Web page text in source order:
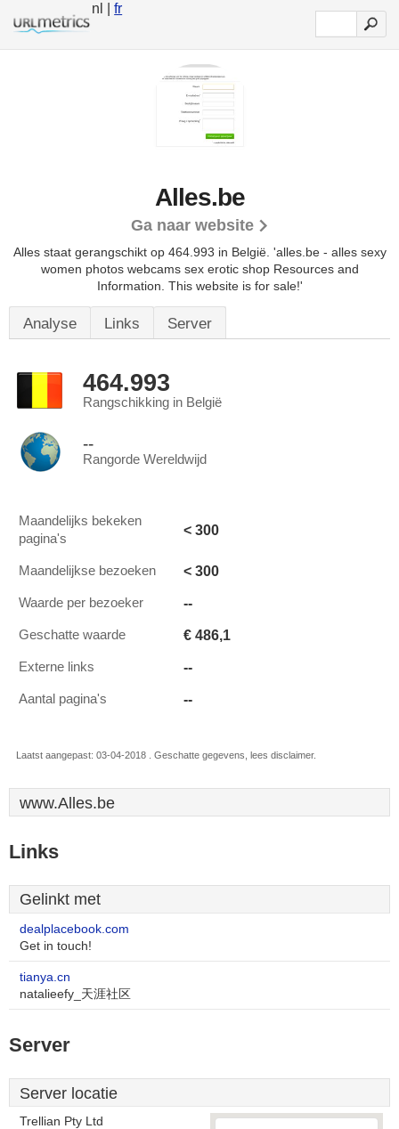
nl |fr
Alles.be
Ga naar website
Alles staat gerangschikt op 464.993 in België. 'alles.be - alles sexy
women photos webcams sex erotic shop Resources and
Information. This website is for sale!'
Analyse Links Server
464.993
Rangschikking in België
--
Rangorde Wereldwijd
Maandelijks bekeken
pagina's
< 300
Maandelijkse bezoeken < 300
Waarde per bezoeker --
Geschatte waarde € 486,1
Externe links --
Aantal pagina's --
Laatst aangepast: 03-04-2018 . Geschatte gegevens, lees disclaimer.
www.Alles.be
Links
Gelinkt met
dealplacebook.com
Get in touch!
tianya.cn
natalieefy_天涯社区
Server
Server locatie
Trellian Pty Ltd